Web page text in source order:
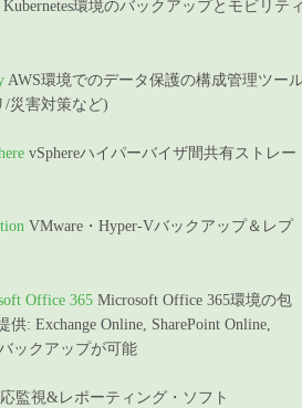
Kubernetes環境のバックアップとモビリテ
AWS環境でのデータ保護の構成管理ツー
/災害対策など)
vSphereハイパーバイザ間共有ストレー
VMware・Hyper-Vバックアップ＆レプ
Office 365 Microsoft Office 365環境の包
: Exchange Online, SharePoint Online,
ックアップが可能
監視&レポーティング・ソフト